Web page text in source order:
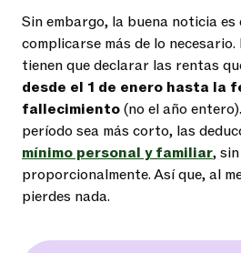
Sin embargo, la buena noticia es
complicarse más de lo
tienen que declarar las rentas
desde el 1 de enero hasta la
fallecimiento(no el año
período sea más corto, las
mínimo personal y familiar,
proporcionalmente. Así que, al
pierdes nada.